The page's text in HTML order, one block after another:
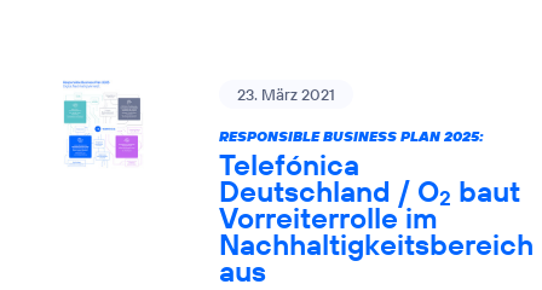
23. März 2021
RESPONSIBLE BUSINESS PLAN 2025:
Telefónica
Deutschland / O2 baut
Vorreiterrolle im
Nachhaltigkeitsbereich
aus